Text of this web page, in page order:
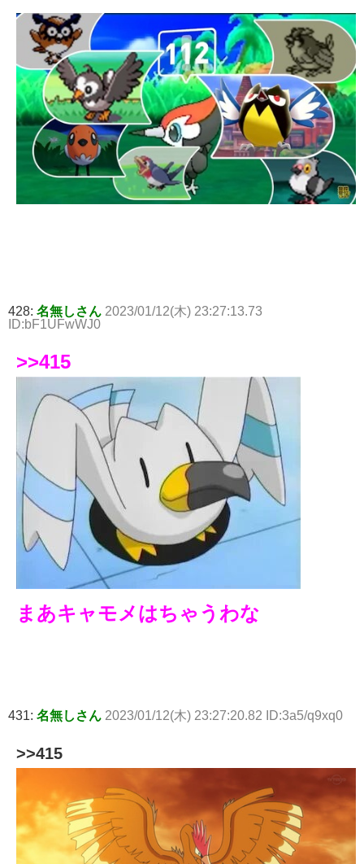
428: 名無しさん 2023/01/12(木) 23:27:13.73
ID:bF1UFwWJ0
>>415
まあキャモメはちゃうわな
431: 名無しさん 2023/01/12(木) 23:27:20.82 ID:3a5/q9xq0
>>415